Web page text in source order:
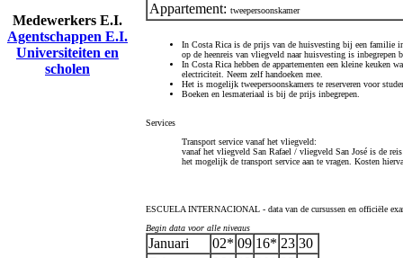
Medewerkers E.I.
Agentschappen E.I.
Universiteiten en
scholen
Appartement: tweepersoonskamer
In Costa Rica is de prijs van de huisvesting bij een familie
op de heenreis van vliegveld naar huisvesting is
In Costa Rica hebben de appartementen een kleine keuken
electriciteit. Neem zelf handoeken mee.
Het is mogelijk tweepersoonskamers te reserveren voor
Boeken en lesmateriaal is bij de prijs inbegrepen.
Services
Transport service vanaf het vliegveld:
vanaf het vliegveld San Rafael / vliegveld San José is de
het mogelijk de transport service aan te vragen. Kosten
ESCUELA INTERNACIONAL - data van de cursussen en officiële
Begin data voor alle niveaus
Januari 02* 09 16* 23 30